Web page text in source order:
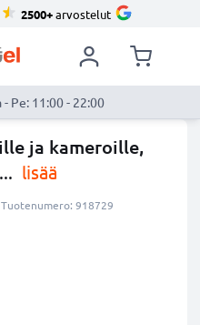
2500+arvostelut
- Pe: 11:00 - 22:00
ja kameroille,
... lisää
Tuotenumero: 918729